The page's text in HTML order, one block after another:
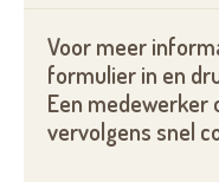
dagverzorging,
niet
Kom gerust een
Voor meer
formulier in en
Een medewerker
vervolgens snel